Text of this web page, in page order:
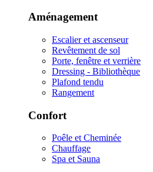
Aménagement
Escalier et ascenseur
Revêtement de sol
Porte, fenêtre et verrière
Dressing - Bibliothèque
Plafond tendu
Rangement
Confort
Poêle et Cheminée
Chauffage
Spa et Sauna